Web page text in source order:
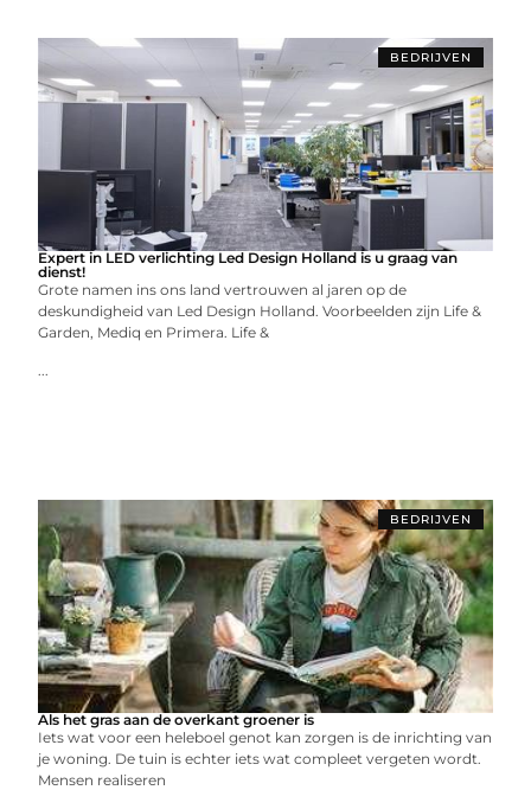
BEDRIJVEN
Expert in LED verlichting Led Design Holland is u graag van
dienst!
Grote namen ins ons land vertrouwen al jaren op de
deskundigheid van Led Design Holland. Voorbeelden zijn Life &
Garden, Mediq en Primera. Life &
...
BEDRIJVEN
Als het gras aan de overkant groener is
Iets wat voor een heleboel genot kan zorgen is de inrichting van
je woning. De tuin is echter iets wat compleet vergeten wordt.
Mensen realiseren